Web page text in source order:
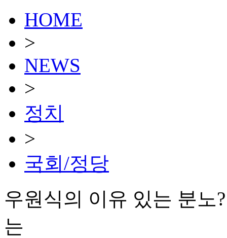
HOME
>
NEWS
>
정치
>
국회/정당
우원식의 이유 있는 분
는